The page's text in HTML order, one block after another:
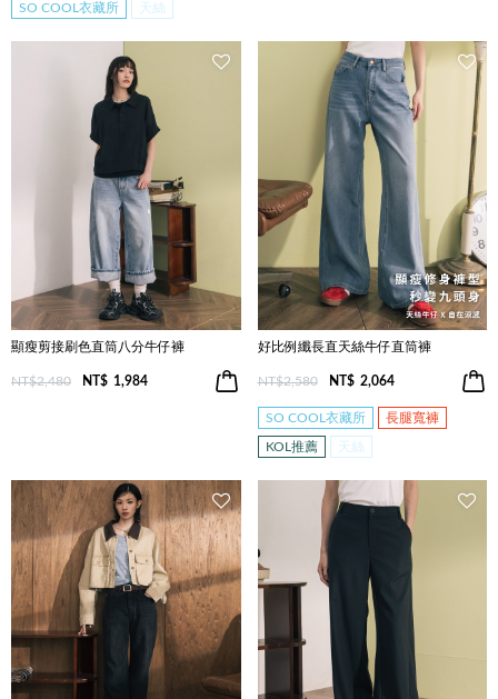
SO COOL衣藏所 天絲
顯瘦剪接刷色直筒八分牛仔褲
NT$2,480 NT$ 1,984
好比例纖長直天絲牛仔直筒褲
NT$2,580 NT$ 2,064
SO COOL衣藏所 長腿寬褲
KOL推薦 天絲